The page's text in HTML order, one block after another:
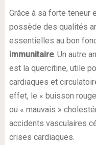
Grâce à sa forte teneur
possède des qualités
essentielles au bon
immunitaire. Un autre
est la quercitine, utile
cardiaques et
effet, le « buisson
ou « mauvais »
accidents vasculaires
crises cardiaques.